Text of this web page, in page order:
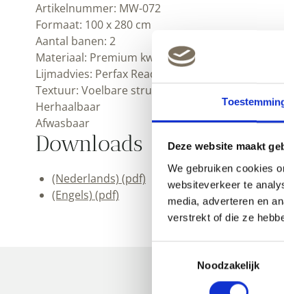
Deze website maakt
We gebruiken cookies
websiteverkeer te
media, adverteren en
verstrekt of die ze
Noodzakelijk
Artikelnummer: MW-072
Formaat: 100 x 280 cm
Aantal banen: 2
Materiaal: Premium kwaliteit vliesbehang (220
Lijmadvies: Perfax Ready & Roll voor vliesbehang
Textuur: Voelbare structuur (Lichte korrel)
Herhaalbaar
Afwasbaar
Downloads
(Nederlands) (pdf)
(Engels) (pdf)